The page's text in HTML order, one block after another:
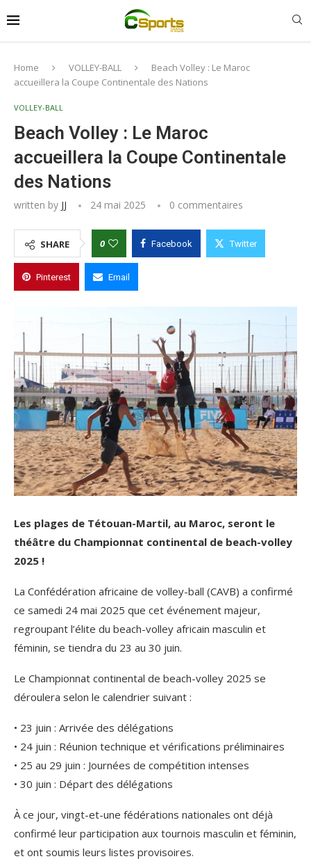
Home VOLLEY-BALL
Beach Volley : Le Maroc
accueillera la Coupe Continentale des Nations
VOLLEY-BALL
Beach Volley : Le Maroc
accueillera la Coupe Continentale
des Nations
written by JJ 24 mai 2025 0 commentaires
SHARE 0 Facebook Twitter
Pinterest Email
Les plages de Tétouan-Martil, au Maroc, seront le
théâtre du Championnat continental de beach-volley
2025 !
La Confédération africaine de volley-ball (CAVB) a confirmé
ce samedi 24 mai 2025 que cet événement majeur,
regroupant l’élite du beach-volley africain masculin et
féminin, se tiendra du 23 au 30 juin.
Le Championnat continental de beach-volley 2025 se
déroulera selon le calendrier suivant :
• 23 juin : Arrivée des délégations
• 24 juin : Réunion technique et vérifications préliminaires
• 25 au 29 juin : Journées de compétition intenses
• 30 juin : Départ des délégations
À ce jour, vingt-et-une fédérations nationales ont déjà
confirmé leur participation aux tournois masculin et féminin,
et ont soumis leurs listes provisoires.